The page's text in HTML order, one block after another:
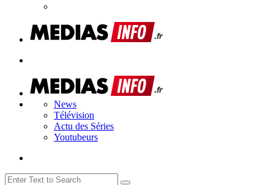
News
Télévision
Actu des Séries
Youtubeurs